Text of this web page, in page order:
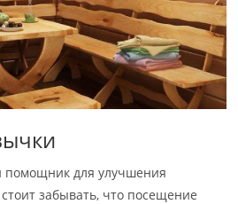
для улучшения
забывать, что посещение